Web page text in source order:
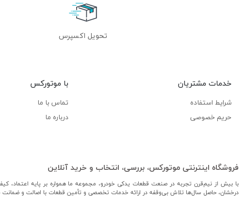
تحویل اکسپرس
خدمات مشتریان
شرایط استفاده
حریم خصوصی
با موتورکس
تماس با ما
درباره ما
فروشگاه اینترنتی موتورکس، بررسی، انتخاب و خرید آنلاین
با بیش از نیم‌قرن تجربه در صنعت قطعات یدکی خودرو، مجموعه ما همواره بر پایه اعتماد،
درخشان، حاصل سال‌ها تلاش بی‌وقفه در ارائه خدمات تخصصی و تأمین قطعات با اصالت و